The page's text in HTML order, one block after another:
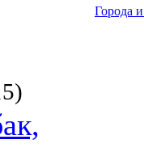
Города